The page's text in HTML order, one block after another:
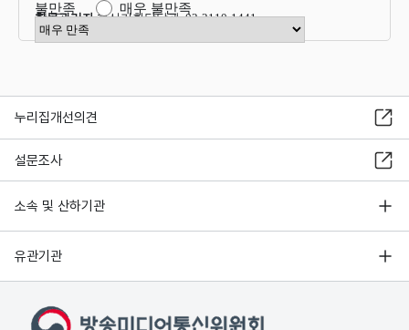
불만족
매우 불만족
만족도 점수 선택
항목관리자혁신기획담당관 02-2110-1441
누리집개선의견
설문조사
소속 및 산하기관
유관기관